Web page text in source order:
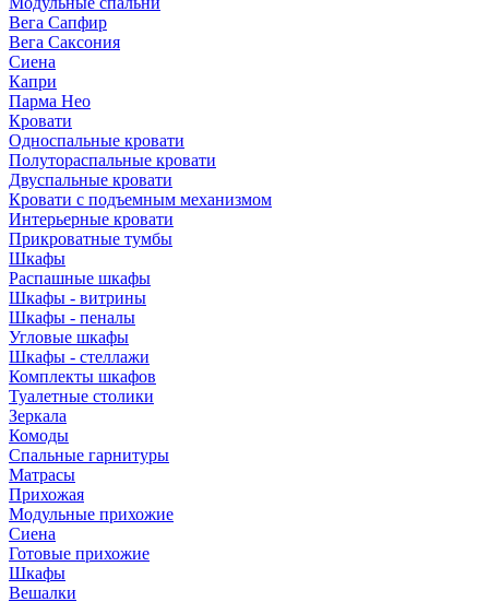
Вега Сапфир
Вега Саксония
Сиена
Капри
Парма Нео
Кровати
Односпальные кровати
Полутораспальные кровати
Двуспальные кровати
Кровати с подъемным механизмом
Интерьерные кровати
Прикроватные тумбы
Шкафы
Распашные шкафы
Шкафы - витрины
Шкафы - пеналы
Угловые шкафы
Шкафы - стеллажи
Комплекты шкафов
Туалетные столики
Зеркала
Комоды
Спальные гарнитуры
Матрасы
Прихожая
Модульные прихожие
Сиена
Готовые прихожие
Шкафы
Вешалки